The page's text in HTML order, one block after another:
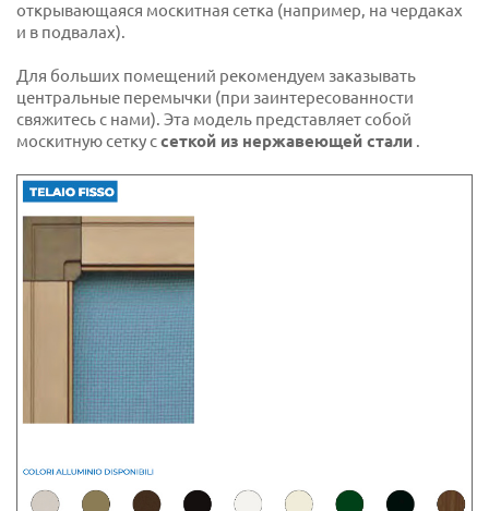
открывающаяся москитная сетка (например, на чердаках
и в подвалах).
Для больших помещений рекомендуем заказывать
центральные перемычки (при заинтересованности
свяжитесь с нами). Эта модель представляет собой
москитную сетку ссеткой из нержавеющей стали .